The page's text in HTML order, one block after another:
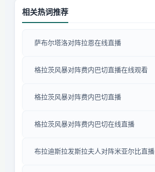
相关热词推荐
萨布尔塔洛对阵拉恩在线直播
格拉茨风暴对阵费内巴切直播在线观看
格拉茨风暴对阵费内巴切直播
格拉茨风暴对阵费内巴切在线直播
布拉迪斯拉发斯拉夫人对阵米亚尔比直播